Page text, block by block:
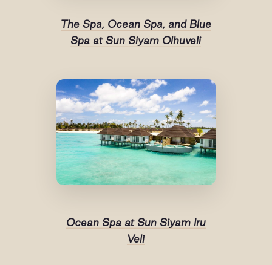
The Spa, Ocean Spa, and Blue
Spa at Sun Siyam Olhuveli
Ocean Spa at Sun Siyam Iru
Veli